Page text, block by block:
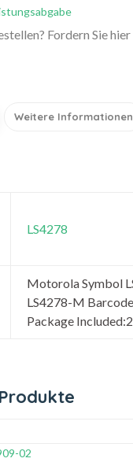
Fordern Sie
Weitere Informationen
LS4278
Motorola Symbol
LS4278-M
Package